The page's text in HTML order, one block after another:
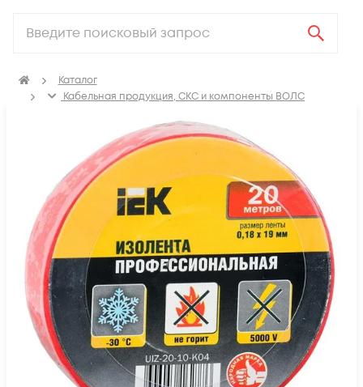
Каталог
Кабельная продукция, СКС и компоненты ВОЛС
Термоусадка, изоляционные материалы, маркировка